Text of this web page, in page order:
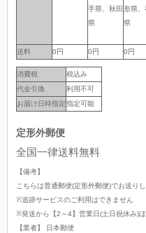
手県、秋田
県
形県、
県
送料 0円 0円 0円
送料
消費税
税込み
代金引換
利用不可
お届け日時指定指定可能
定形外郵便
全国一律送料無料
【備考】
こちらは普通郵便(定形外郵便)でお送りし
※追跡サービスのご利用はできません
※発送から【2～4】営業日(土日祝休み)
【業者】 日本郵便